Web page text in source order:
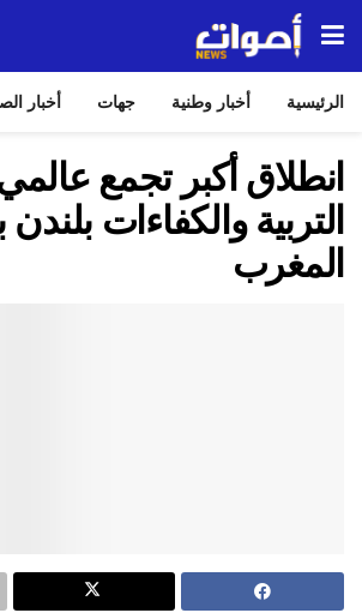
الرئيسية أخبار وطنية جهات أخبار
انطلاق أكبر تجمع
التربية والكفاءات
المغرب